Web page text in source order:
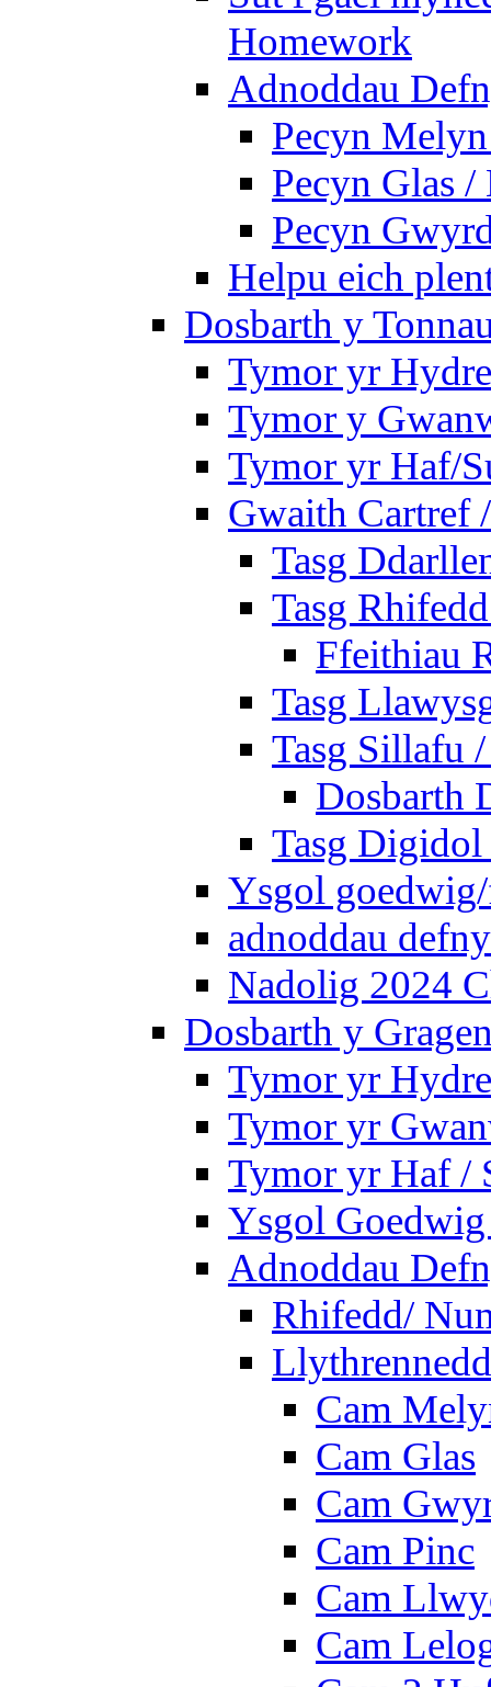
Homework
Adnoddau
Pecyn
Pecyn Glas /
Pecyn
Helpu eich
Dosbarth y
Tymor yr
Tymor y
Tymor yr Haf/
Gwaith Cartref
Tasg
Tasg
Ffeithiau
Tasg
Tasg Sillafu
Dosbarth
Tasg
Ysgol
adnoddau
Nadolig 2024
Dosbarth y
Tymor yr
Tymor yr
Tymor yr Haf /
Ysgol
Adnoddau
Rhifedd/
Cam
Cam Glas
Cam
Cam Pinc
Cam
Cam